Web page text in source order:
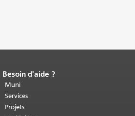
Fin du contenu de la page.
cette page se répète sur chaque page.
Retour au haut du contenu principal
Besoin d'aide ?
Muni
Services
Projets